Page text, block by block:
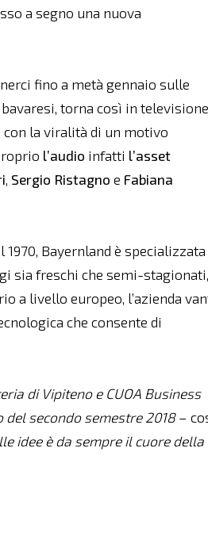
a segno una nuova
fino a metà gennaio sulle
torna così in televisione
con la viralità di un motivo
l’audio infatti l’asset
, Sergio Ristagno e Fabiana
Bayernland è specializzata
sia freschi che semi-stagionati,
a livello europeo, l’azienda
che consente di
di Vipiteno e CUOA Business
secondo semestre 2018–
idee è da sempre il cuore della